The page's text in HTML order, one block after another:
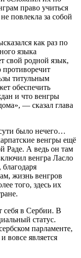
право учиться
повлекла за собой
как раз по
языка
свой родной язык,
противоречит
титульным
обеспечить
и что венгры
— сказал глава
было нечего…
венгры ещё
Раде. А ведь он там
венгра Ласло
жизнь венгров
того, здесь их
себя в Сербии. В
статус.
парламенте,
вовсе является